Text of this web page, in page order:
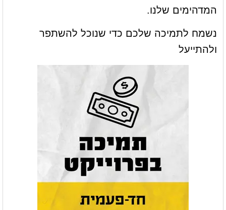
המדהימים שלנו.
נשמח לתמיכה שלכם כדי שנוכל להשתפר
ולהתייעל